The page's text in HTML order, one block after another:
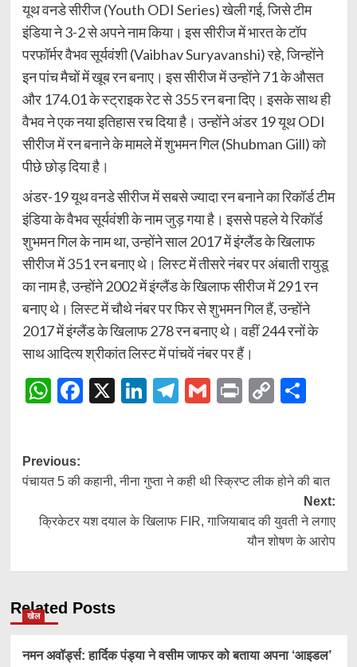
यूथ वनडे सीरीज (Youth ODI Series) खेली गई, जिसे टीम
इंडिया ने 3-2 से अपने नाम किया। इस सीरीज में भारत के टॉप
परफॉर्मर वैभव सूर्यवंशी (Vaibhav Suryavanshi) रहे, जिन्होंने
इन पांच मैचों में खूब रन बनाए। इस सीरीज में उन्होंने 71 के औसत
और 174.01 के स्ट्राइक रेट से 355 रन बना दिए। इसके साथ ही
वैभव ने एक नया इतिहास रच दिया है। उन्होंने अंडर 19 यूथ ODI
सीरीज में रन बनाने के मामले में शुभमन गिल (Shubman Gill) को
पीछे छोड़ दिया है।
अंडर-19 यूथ वनडे सीरीज में सबसे ज्यादा रन बनाने का रिकॉर्ड टीम
इंडिया के वैभव सूर्यवंशी के नाम जुड़ गया है। इससे पहले ये रिकॉर्ड
शुभमन गिल के नाम था, उन्होंने साल 2017 में इंग्लैंड के खिलाफ
सीरीज में 351 रन बनाए थे। लिस्ट में तीसरे नंबर पर अंबाती रायुडू
का नाम है, उन्होंने 2002 में इंग्लैंड के खिलाफ सीरीज में 291 रन
बनाए थे। लिस्ट में चौथे नंबर पर फिर से शुभमन गिल हैं, उन्होंने
2017 में इंग्लैंड के खिलाफ 278 रन बनाए थे। वहीं 244 रनों के
साथ आदित्य श्रीकांत लिस्ट में पांचवें नंबर पर हैं।
WhatsApp
Facebook
X LinkedIn
Telegram
Gmail
Print
Copy
Post
navigation
Previous:
पंचायत 5 की कहानी, नीना गुप्ता ने कही थी स्क्रिप्ट लीक होने की बात
Next:
क्रिकेटर यश दयाल के खिलाफ FIR, गाजियाबाद की युवती ने लगाए
यौन शोषण के आरोप
Related Posts
खेल
नमन अवॉर्ड्स: हार्दिक पंड्या ने वसीम जाफर को बताया अपना ‘आइडल’